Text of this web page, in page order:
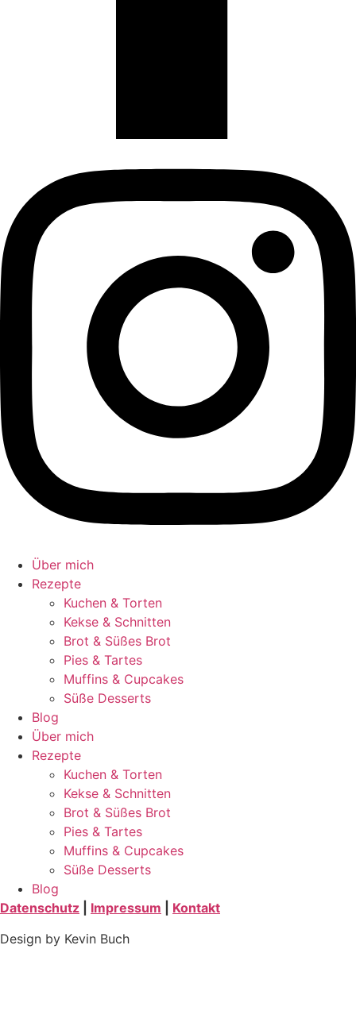
Über mich
Rezepte
Kuchen & Torten
Kekse & Schnitten
Brot & Süßes Brot
Pies & Tartes
Muffins & Cupcakes
Süße Desserts
Blog
Über mich
Rezepte
Kuchen & Torten
Kekse & Schnitten
Brot & Süßes Brot
Pies & Tartes
Muffins & Cupcakes
Süße Desserts
Blog
Datenschutz
Impressum
Kontakt
Design by Kevin Buch